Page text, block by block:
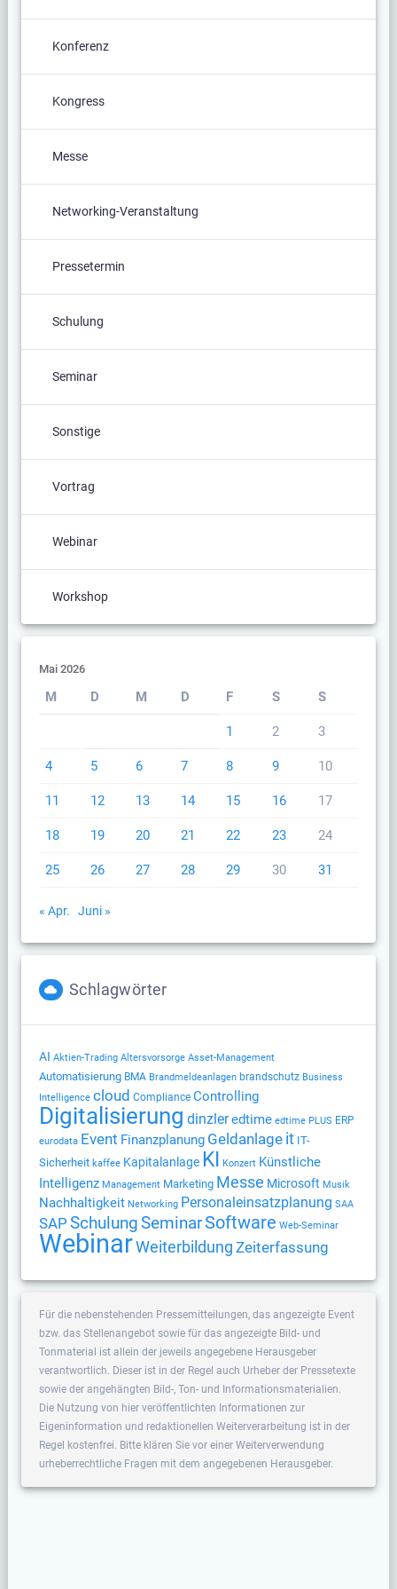
Konferenz
Kongress
Messe
Networking-Veranstaltung
Pressetermin
Schulung
Seminar
Sonstige
Vortrag
Webinar
Workshop
Mai 2026
M D M D F S S
1 2 3
4 5 6 7 8 9 10
11 12 13 14 15 16 17
18 19 20 21 22 23 24
25 26 27 28 29 30 31
« Apr. Juni »
Schlagwörter
AI Aktien-Trading Altersvorsorge Asset-Management
Automatisierung BMA Brandmeldeanlagen brandschutz Business
Intelligence cloud Compliance Controlling
Digitalisierung dinzleredtime edtime PLUS ERP
eurodata Event Finanzplanung Geldanlage it IT-
Sicherheit kaffee Kapitalanlage KI Konzert Künstliche
Intelligenz Management Marketing Messe Microsoft Musik
Nachhaltigkeit Networking Personaleinsatzplanung SAA
SAP SchulungSeminarSoftware Web-Seminar
WebinarWeiterbildung Zeiterfassung
Für die nebenstehenden Pressemitteilungen, das angezeigte Event
bzw. das Stellenangebot sowie für das angezeigte Bild- und
Tonmaterial ist allein der jeweils angegebene Herausgeber
verantwortlich. Dieser ist in der Regel auch Urheber der Pressetexte
sowie der angehängten Bild-, Ton- und Informationsmaterialien.
Die Nutzung von hier veröffentlichten Informationen zur
Eigeninformation und redaktionellen Weiterverarbeitung ist in der
Regel kostenfrei. Bitte klären Sie vor einer Weiterverwendung
urheberrechtliche Fragen mit dem angegebenen Herausgeber.